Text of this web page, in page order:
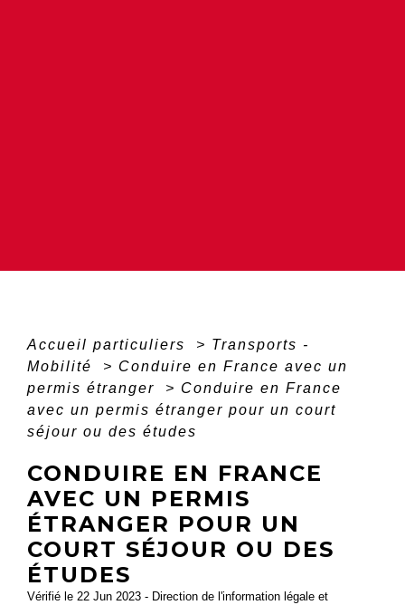
Accueil particuliers > Transports -
Mobilité
> Conduire en France avec un
permis étranger
> Conduire en France
avec un permis étranger pour un court
séjour ou des études
CONDUIRE EN FRANCE
AVEC UN PERMIS
ÉTRANGER POUR UN
COURT SÉJOUR OU DES
ÉTUDES
Vérifié le 22 Jun 2023 - Direction de l'information légale et